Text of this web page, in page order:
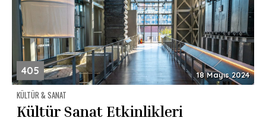
405 18 Mayıs 2024
KÜLTÜR & SANAT
Kültür Sanat Etkinlikleri